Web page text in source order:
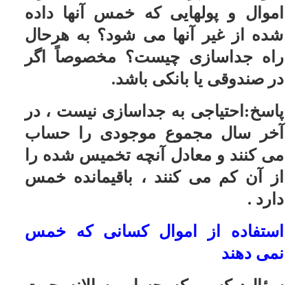
خمس مبالغی که از داماد گرفته شده
سؤال: در بین مردم و شیعیان
افغانستان مرسوم است که در ازدواج
علاوه بر مهریّه، پدر دختر مبلغى پول از
داماد مى گیرد آیا این پول حلال است و
اگر سال بر آن بگذرد خمس دارد؟
پاسخ:اگر پول مزبور را به صورت
شرط ضمن عقد جهت پدر قرار دهند
حلال است و با گذشتن سال، خمس آن
واجب مى شود.
پرداخت غیر نقدی خمس
جهت پرداخت خمس نداشته باشد , آیا